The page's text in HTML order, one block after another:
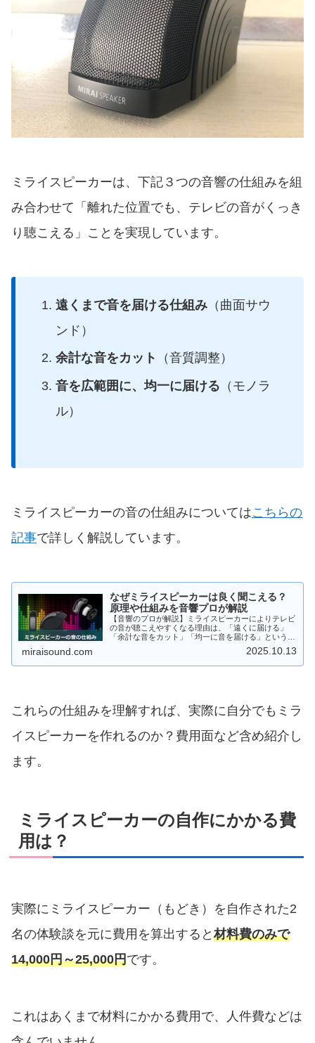
ミライスピーカーは、下記３つの音響の仕組みを組
み合わせて「離れた位置でも、テレビの音がくっき
り聴こえる」ことを実現しています。
遠くまで音を届ける仕組み（曲面サウ
ンド）
余計な音をカット
（音質調整）
音を広範囲に、均一に届ける （モノラ
ル）
ミライスピーカーの音の仕組みについてはこちらの
記事で詳しく解説しています。
なぜミライスピーカーは良く聞こえる？
原理や仕組みを音響プロが解説
【音響のプロが解説】ミライスピーカーによりテレビ
の音が聴こえやすくなる理由は、「遠くに届ける」
「余計な音をカット」「均一に音を届ける」という3
つの仕組みのおかげです。他のテレビスピーカーとは
全くことなる音の仕組みについて具体的に解説してい
ます。
miraisound.com 2025.10.13
これらの仕組みを理解すれば、実際に自分でもミラ
イスピーカーを作れるのか？費用面など含め紹介し
ます。
ミライスピーカーの自作にかかる費
用は？
実際にミライスピーカー（もどき）を自作された2
名の体験談を元に費用を算出すると材料費のみで
14,000円～25,000円です。
これはあくまで材料にかかる費用で、人件費などは